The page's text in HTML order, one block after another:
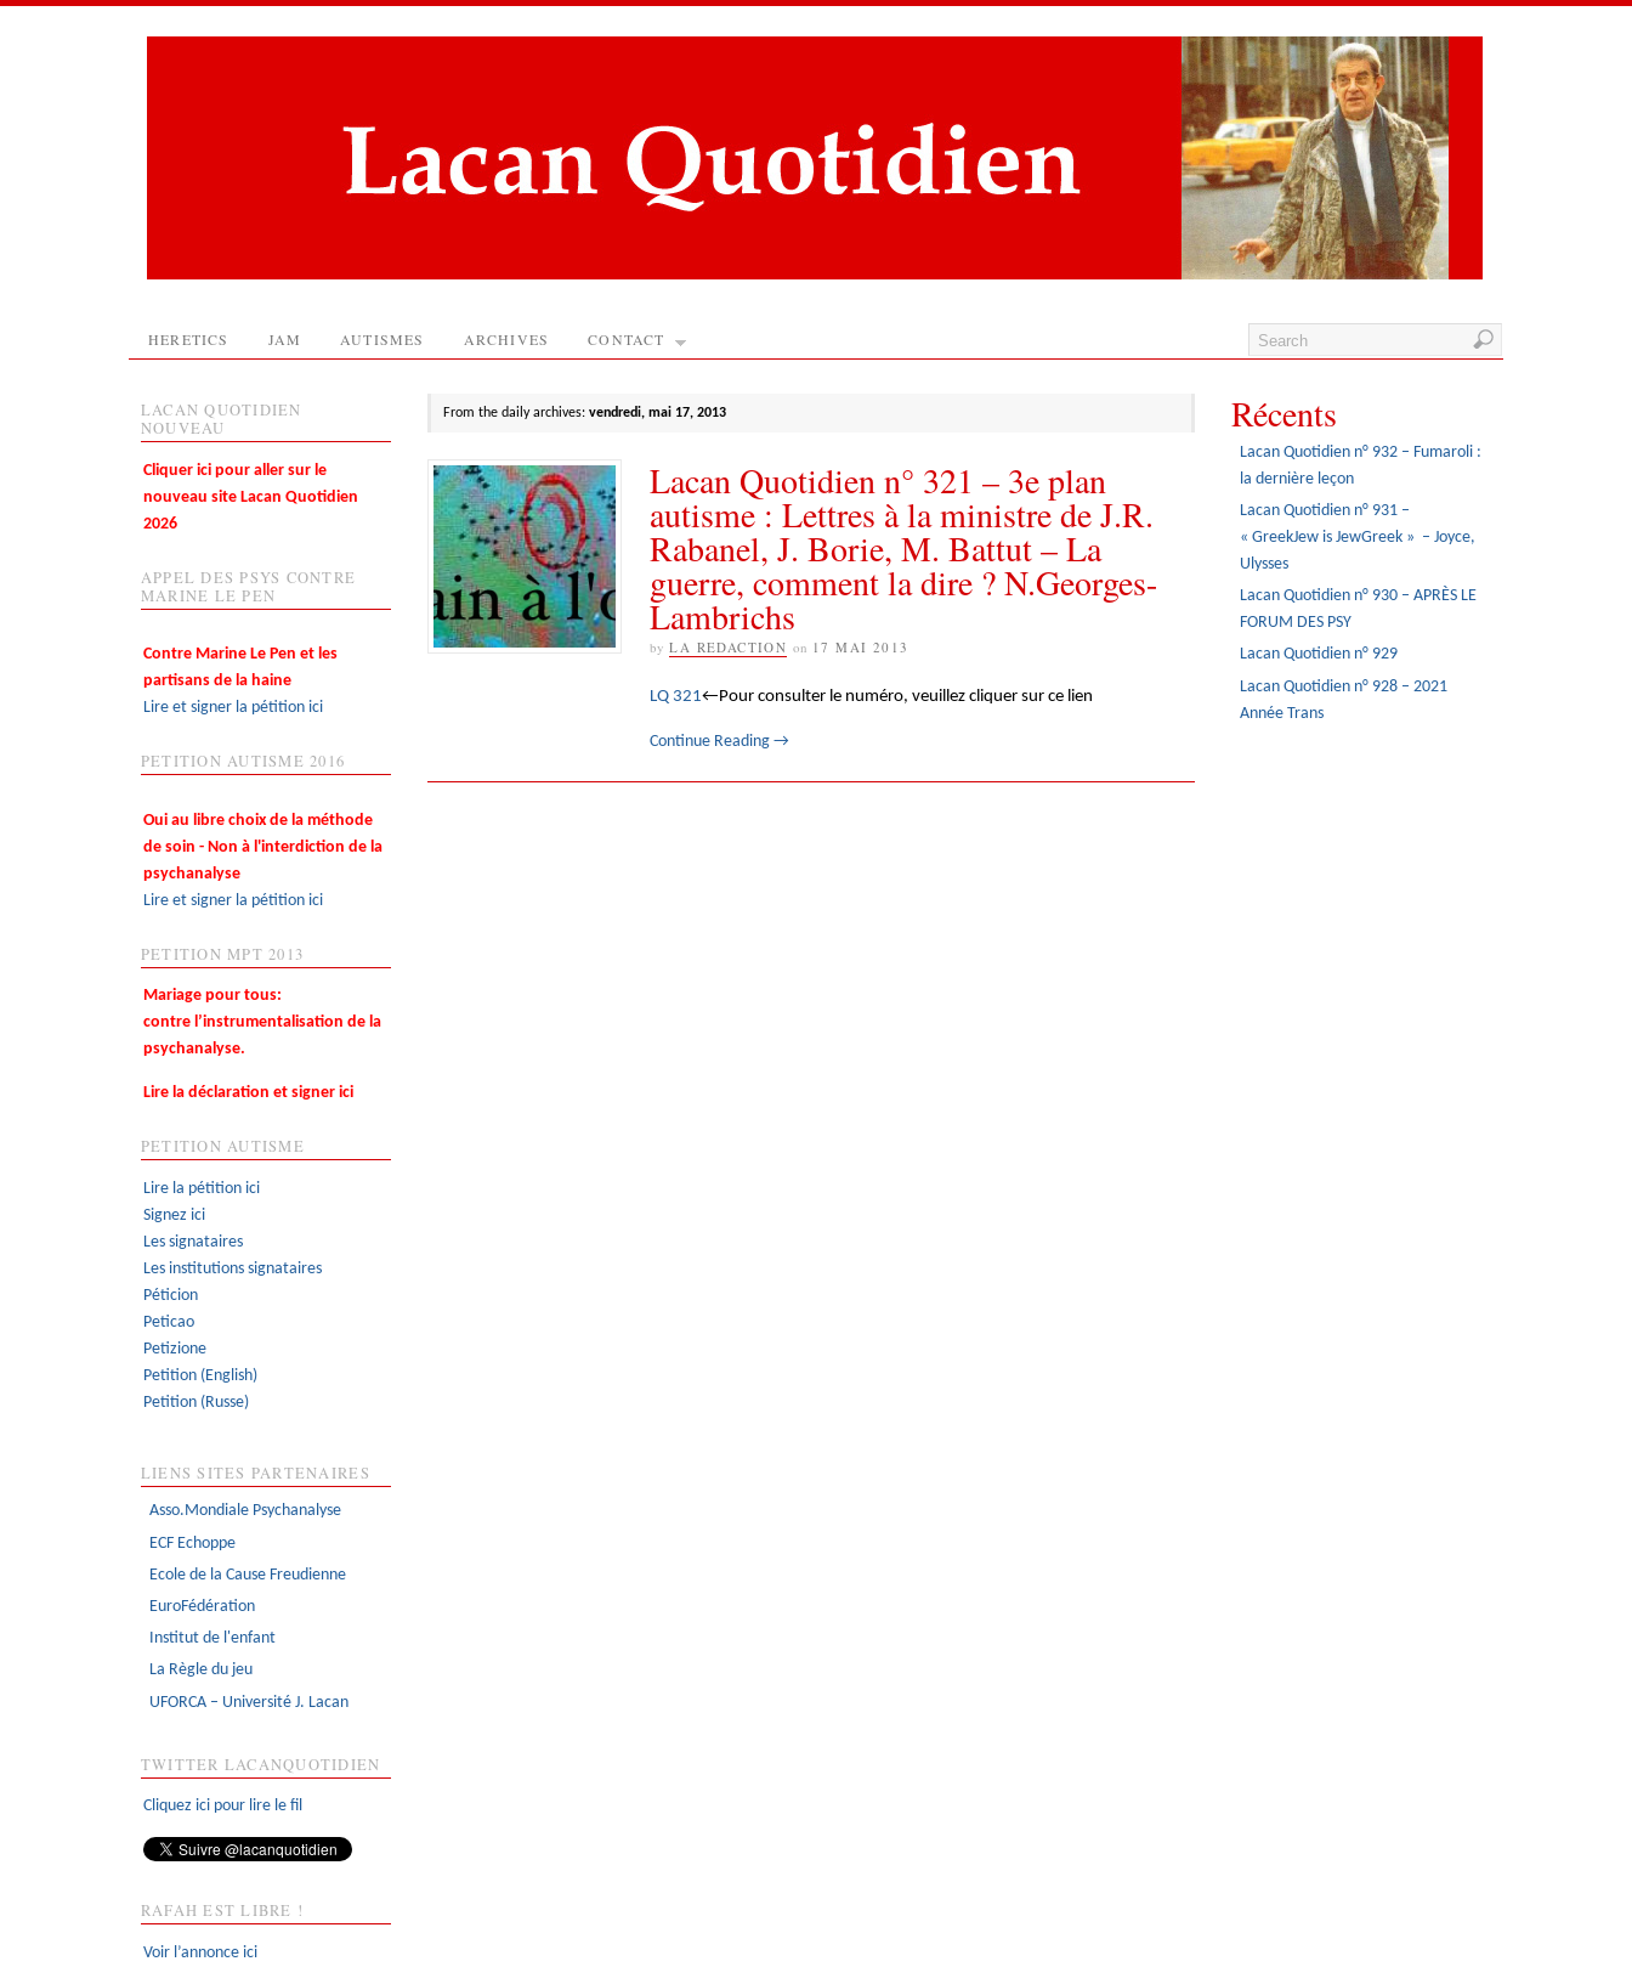
HERETICS JAM AUTISMES ARCHIVES CONTACT
From the daily archives: vendredi, mai 17, 2013
Lacan Quotidien n° 321 – 3e plan
autisme : Lettres à la ministre de J.R.
Rabanel, J. Borie, M. Battut – La
guerre, comment la dire ? N.Georges-
Lambrichs
by LA REDACTION on 17 MAI 2013
LQ 321←Pour consulter le numéro, veuillez cliquer sur ce lien
Continue Reading →
LACAN QUOTIDIEN
NOUVEAU
Cliquer ici pour aller sur le
nouveau site Lacan Quotidien
2026
APPEL DES PSYS CONTRE
MARINE LE PEN
Contre Marine Le Pen et les
partisans de la haine
Lire et signer la pétition ici
PETITION AUTISME 2016
Oui au libre choix de la méthode
de soin - Non à l'interdiction de la
psychanalyse
Lire et signer la pétition ici
PETITION MPT 2013
Mariage pour tous:
contre l’instrumentalisation de la
psychanalyse.
Lire la déclaration et signer ici
PETITION AUTISME
Lire la pétition ici
Signez ici
Les signataires
Les institutions signataires
Péticion
Peticao
Petizione
Petition (English)
Petition (Russe)
LIENS SITES PARTENAIRES
Asso.Mondiale Psychanalyse
ECF Echoppe
Ecole de la Cause Freudienne
EuroFédération
Institut de l'enfant
La Règle du jeu
UFORCA – Université J. Lacan
TWITTER LACANQUOTIDIEN
Cliquez ici pour lire le fil
RAFAH EST LIBRE !
Voir l’annonce ici
Récents
Lacan Quotidien n° 932 – Fumaroli :
la dernière leçon
Lacan Quotidien n° 931 –
« GreekJew is JewGreek » – Joyce,
Ulysses
Lacan Quotidien n° 930 – APRÈS LE
FORUM DES PSY
Lacan Quotidien n° 929
Lacan Quotidien n° 928 – 2021
Année Trans